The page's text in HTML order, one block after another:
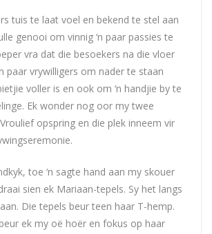
tuis te laat voel en bekend te stel aan
genooi om vinnig ‘n paar passies te
vra dat die besoekers na die vloer
paar vrywilligers om nader te staan
voller is en ook om ‘n handjie by te
Ek wonder nog oor my twee
opspring en die plek inneem vir
toe ‘n sagte hand aan my skouer
sien ek Mariaan-tepels. Sy het langs
Die tepels beur teen haar T-hemp.
ek my oë hoër en fokus op haar